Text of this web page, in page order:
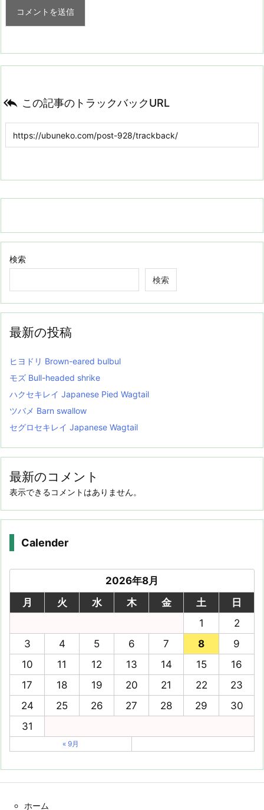
 この記事のトラックバックURL
検索
検索
最新の投稿
ヒヨドリ Brown-eared bulbul
モズ Bull-headed shrike
ハクセキレイ Japanese Pied Wagtail
ツバメ Barn swallow
セグロセキレイ Japanese Wagtail
最新のコメント
表示できるコメントはありません。
Calender
2026年8月
月
火 水 木 金 土
日
1
2
3
4 5 6 7 8
9
10
11 12 13 14 15
16
17
18 19 20 21 22
23
24
25 26 27 28 29
30
31
« 9月
ホーム